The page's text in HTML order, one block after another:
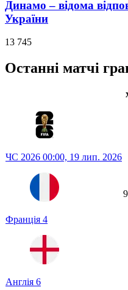
Динамо – відома
України
13 745
Останні матчі
ЧС 2026 00:00, 19 лип. 2026
Франція 4
Англія 6